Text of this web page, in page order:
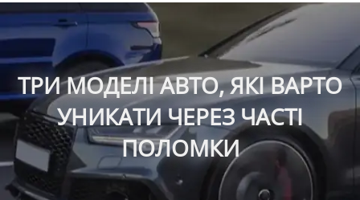
Mane
ТРИ МОДЕЛІ АВТО, ЯКІ ВАРТО
УНИКАТИ ЧЕРЕЗ ЧАСТІ
ПОЛОМКИ